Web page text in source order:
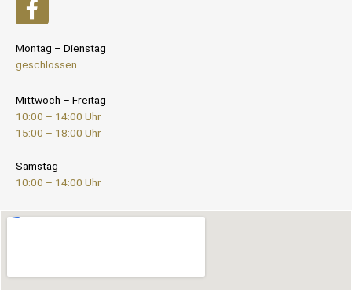
Montag – Dienstag
geschlossen
Mittwoch – Freitag
10:00 – 14:00 Uhr
15:00 – 18:00 Uhr
Samstag
10:00 – 14:00 Uhr